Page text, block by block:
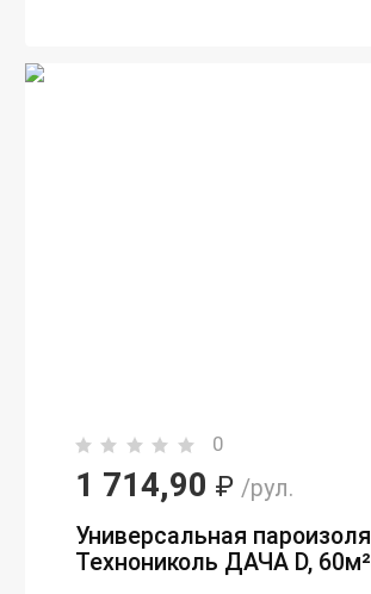
0
1 714,90 ₽ /рул.
Универсальная
Технониколь ДАЧА D, 60м²